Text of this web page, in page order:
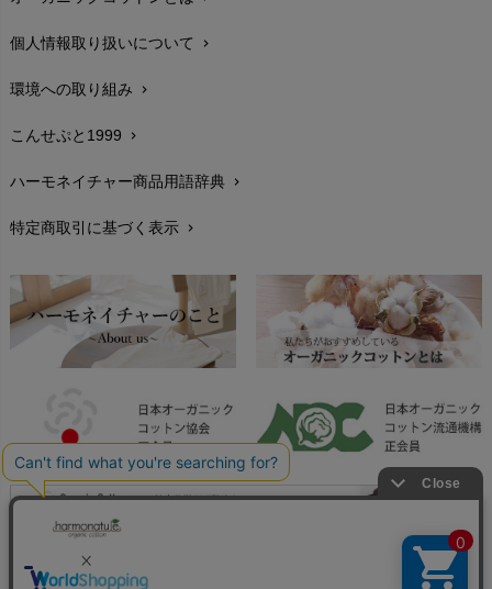
在庫状況と発送予定chevron_right
サイズ・寸法chevron_right
生地・素材chevron_right
お手入れについて
レビューを書こうchevron_right
返品交換chevron_right
FAXでのご注文
お問い合わせchevron_right
個人情報取り扱いについて chevron_right
環境への取り組み chevron_right
こんせぷと1999 chevron_right
ハーモネイチャー商品用語辞典 chevron_right
特定商取引に基づく表示 chevron_right